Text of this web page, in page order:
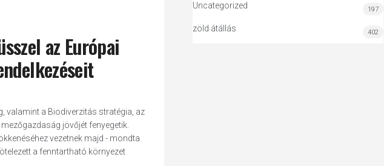
az Európai
valamint a Biodiverzitás stratégia, az
jövőjét fenyegetik.
vezetnek majd - mondta
a fenntartható környezet
Uncategorized 197
zöld átállás 402